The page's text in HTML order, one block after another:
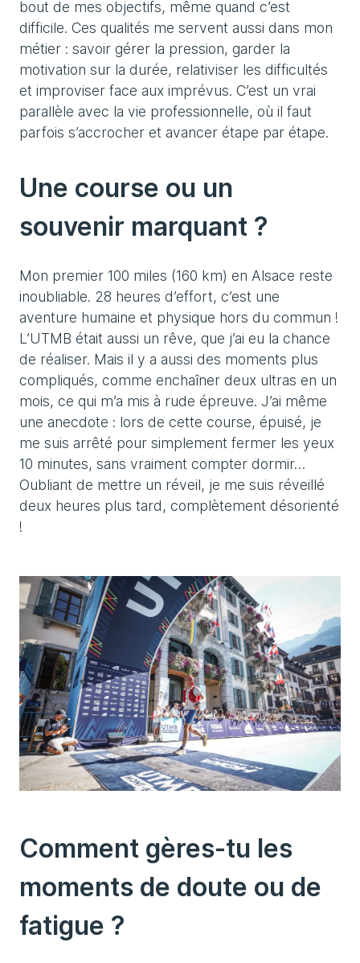
bout de mes objectifs, même quand c’est
difficile. Ces qualités me servent aussi dans mon
métier : savoir gérer la pression, garder la
motivation sur la durée, relativiser les difficultés
et improviser face aux imprévus. C’est un vrai
parallèle avec la vie professionnelle, où il faut
parfois s’accrocher et avancer étape par étape.
Une course ou un
souvenir marquant ?
Mon premier 100 miles (160 km) en Alsace reste
inoubliable. 28 heures d’effort, c’est une
aventure humaine et physique hors du commun !
L’UTMB était aussi un rêve, que j’ai eu la chance
de réaliser. Mais il y a aussi des moments plus
compliqués, comme enchaîner deux ultras en un
mois, ce qui m’a mis à rude épreuve. J’ai même
une anecdote : lors de cette course, épuisé, je
me suis arrêté pour simplement fermer les yeux
10 minutes, sans vraiment compter dormir…
Oubliant de mettre un réveil, je me suis réveillé
deux heures plus tard, complètement désorienté
!
Comment gères-tu les
moments de doute ou de
fatigue ?